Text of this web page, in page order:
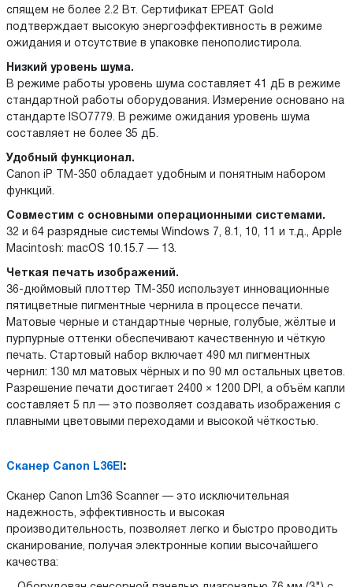
спящем не более 2.2 Вт. Сертификат EPEAT Gold
подтверждает высокую энергоэффективность в режиме
ожидания и отсутствие в упаковке пенополистирола.
Низкий уровень шума.
В режиме работы уровень шума составляет 41 дБ в режиме
стандартной работы оборудования. Измерение основано на
стандарте ISO7779. В режиме ожидания уровень шума
составляет не более 35 дБ.
Удобный функционал.
Canon iP TM-350 обладает удобным и понятным набором
функций.
Совместим с основными операционными системами.
32 и 64 разрядные системы Windows 7, 8.1, 10, 11 и т.д., Apple
Macintosh: macOS 10.15.7 — 13.
Четкая печать изображений.
36-дюймовый плоттер TM-350 использует инновационные
пятицветные пигментные чернила в процессе печати.
Матовые черные и стандартные черные, голубые, жёлтые и
пурпурные оттенки обеспечивают качественную и чёткую
печать. Стартовый набор включает 490 мл пигментных
чернил: 130 мл матовых чёрных и по 90 мл остальных цветов.
Разрешение печати достигает 2400 × 1200 DPI, а объём капли
составляет 5 пл — это позволяет создавать изображения с
плавными цветовыми переходами и высокой чёткостью.
Сканер Canon L36EI :
Сканер Canon Lm36 Scanner — это исключительная
надежность, эффективность и высокая
производительность, позволяет легко и быстро проводить
сканирование, получая электронные копии высочайшего
качества: